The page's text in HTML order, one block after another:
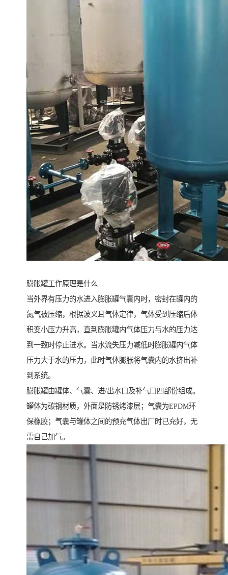
膨胀罐工作原理是什么
当外界有压力的水进入膨胀罐气囊内时，密封在罐内的
氮气被压缩，根据波义耳气体定律，气体受到压缩后体
积变小压力升高，直到膨胀罐内气体压力与水的压力达
到一致时停止进水。当水流失压力减低时膨胀罐内气体
压力大于水的压力，此时气体膨胀将气囊内的水挤出补
到系统。
膨胀罐由罐体、气囊、进/出水口及补气口四部份组成。
罐体为碳钢材质，外面是防锈烤漆层；气囊为EPDM环
保橡胶；气囊与罐体之间的预充气体出厂时已充好，无
需自己加气。